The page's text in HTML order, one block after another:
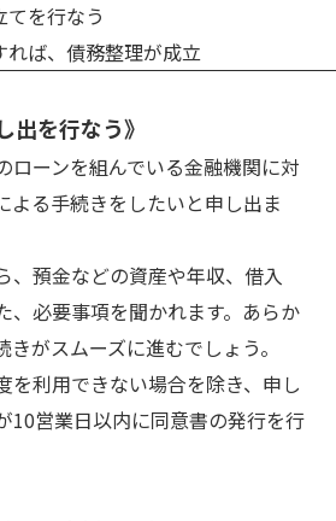
を行なう
れば、債務整理が成立
出を行なう》
ローンを組んでいる金融機関に対
よる手続きをしたいと申し出ま
、預金などの資産や年収、借入
、必要事項を聞かれます。あらか
がスムーズに進むでしょう。
を利用できない場合を除き、申し
10営業日以内に同意書の発行を行